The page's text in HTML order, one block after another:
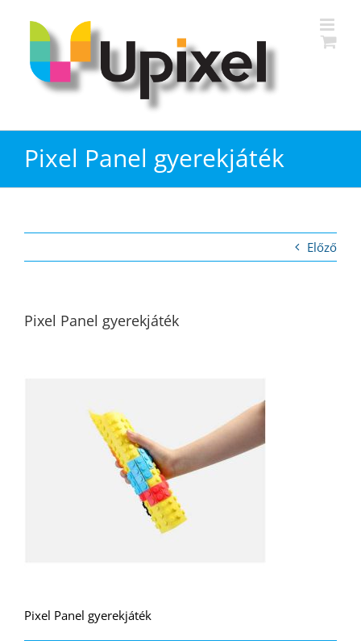
Pixel Panel gyerekjáték
Előző
Pixel Panel gyerekjáték
Pixel Panel gyerekjáték